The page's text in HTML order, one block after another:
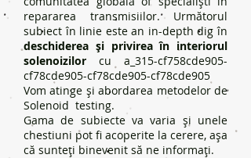
repararea transmisiilor. Următorul
subiect în linie este an in-depth dig în
deschiderea și privirea în interiorul
solenoizilor cu a_315-cf758cde905-
cf78cde905-cf78cde905-cf78cde905
Vom atinge și abordarea metodelor de
Solenoid testing.
Gama de subiecte va varia și unele
chestiuni pot fi acoperite la cerere, așa
că sunteți binevenit să ne informați.